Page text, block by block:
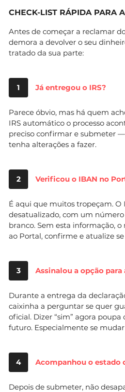
CHECK-LIST RÁPIDA PARA
Antes de começar a reclamar
demora a devolver o seu
tratado da sua parte:
1 Já entregou o IRS?
Parece óbvio, mas há quem
IRS automático o processo
preciso confirmar e submeter
tenha alterações a fazer.
2 Verificou o IBAN no
É aqui que muitos tropeçam. O
desatualizado, com um
branco. Sem esta informação, o
ao Portal, confirme e atualize se
3 Assinalou a opção
Durante a entrega da
caixinha a perguntar se quer
oficial. Dizer “sim” agora poupa
futuro. Especialmente se
4 Acompanhou o estado
Depois de submeter, não